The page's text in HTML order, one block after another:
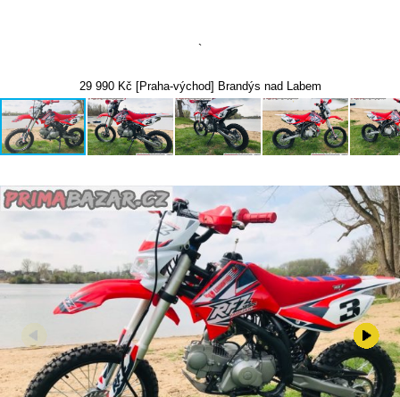
`
29 990 Kč [Praha-východ] Brandýs nad Labem